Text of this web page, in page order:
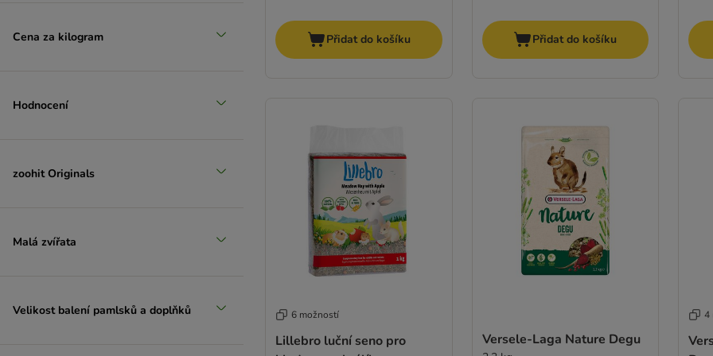
Cena za kilogram
Hodnocení
zoohit Originals
Malá zvířata
Velikost balení pamlsků a doplňků
Přidat do košíku Přidat do košíku
6 možností
Lillebro luční seno pro
Versele-Laga Nature Degu
4